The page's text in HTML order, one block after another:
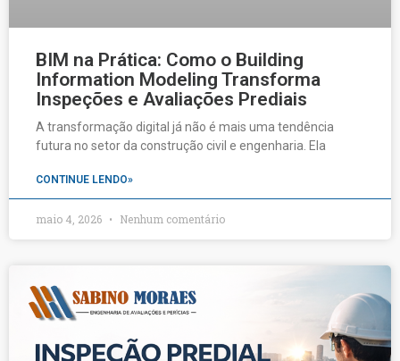
BIM na Prática: Como o Building
Information Modeling Transforma
Inspeções e Avaliações Prediais
A transformação digital já não é mais uma tendência
futura no setor da construção civil e engenharia. Ela
CONTINUE LENDO»
maio 4, 2026 Nenhum comentário